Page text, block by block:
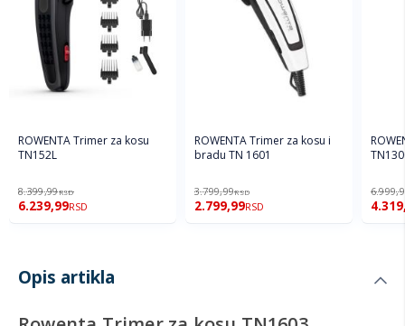
ROWENTA Trimer za kosu
TN152L
8.399,99RSD
6.239,99RSD
ROWENTA Trimer za kosu i
bradu TN 1601
3.799,99RSD
2.799,99RSD
Opis artikla